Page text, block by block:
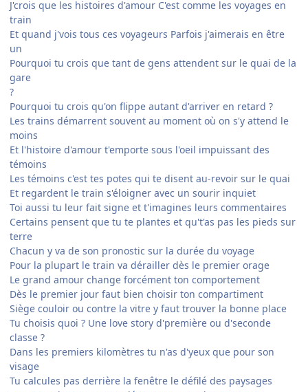
J'crois que les histoires d'amour C'est comme les voyages en
train
Et quand j'vois tous ces voyageurs Parfois j'aimerais en être
un
Pourquoi tu crois que tant de gens attendent sur le quai de la
gare
?
Pourquoi tu crois qu'on flippe autant d'arriver en retard ?
Les trains démarrent souvent au moment où on s'y attend le
moins
Et l'histoire d'amour t'emporte sous l'oeil impuissant des
témoins
Les témoins c'est tes potes qui te disent au-revoir sur le quai
Et regardent le train s'éloigner avec un sourir inquiet
Toi aussi tu leur fait signe et t'imagines leurs commentaires
Certains pensent que tu te plantes et qu't'as pas les pieds sur
terre
Chacun y va de son pronostic sur la durée du voyage
Pour la plupart le train va dérailler dès le premier orage
Le grand amour change forcément ton comportement
Dès le premier jour faut bien choisir ton compartiment
Siège couloir ou contre la vitre y faut trouver la bonne place
Tu choisis quoi ? Une love story d'première ou d'seconde
classe ?
Dans les premiers kilomètres tu n'as d'yeux que pour son
visage
Tu calcules pas derrière la fenêtre le défilé des paysages